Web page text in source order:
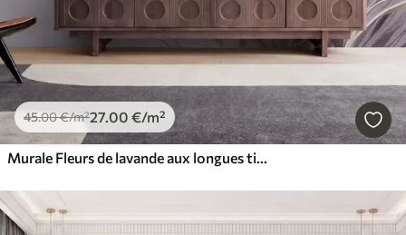
45.00€/m²27.00 €/m²
Murale Fleurs de lavande aux longues tiges et feuilles, œuvre d'art aux textures douces aux tons pastel